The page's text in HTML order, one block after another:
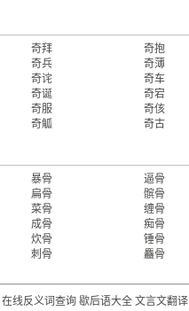
奇拜 奇抱
奇兵 奇薄
奇诧 奇车
奇诞 奇宕
奇服 奇侅
奇觚 奇古
暴骨 逼骨
扁骨 髌骨
菜骨 缠骨
成骨 痴骨
炊骨 锤骨
刺骨 麤骨
在线反义词查询 歇后语大全 文言文翻译